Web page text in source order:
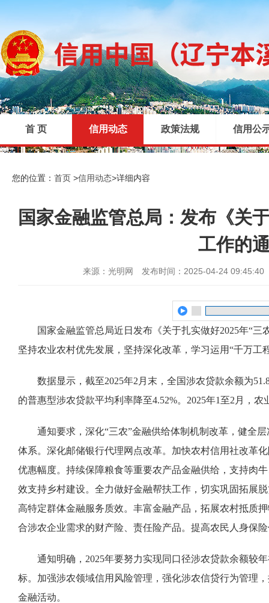
首 页
|
信用动态
|
政策法规 信用公
您的位置： 首页 >信用动态>详细内容
国家金融监管总局：发布《关
工作的
来源：光明网 发布时间：2025-04-24 09:45:40
国家金融监管总局近日发布《关于扎实做好2025年“三
坚持农业农村优先发展，坚持深化改革，学习运用“千万工
数据显示，截至2025年2月末，全国涉农贷款余额为
的普惠型涉农贷款平均利率降至4.52%。2025年1至2月，
通知要求，深化“三农”金融供给体制机制改革，健全层
体系。深化邮储银行代理网点改革。加快农村信用社改革
优惠幅度。持续保障粮食等重要农产品金融供给，支持肉
效支持乡村建设。全力做好金融帮扶工作，切实巩固拓展
高特定群体金融服务质效。丰富金融产品，拓展农村抵质
合涉农企业需求的财产险、责任险产品。提高农民人身保
通知明确，2025年要努力实现同口径涉农贷款余额较年
标。加强涉农领域信用风险管理，强化涉农信贷行为管理
金融活动。